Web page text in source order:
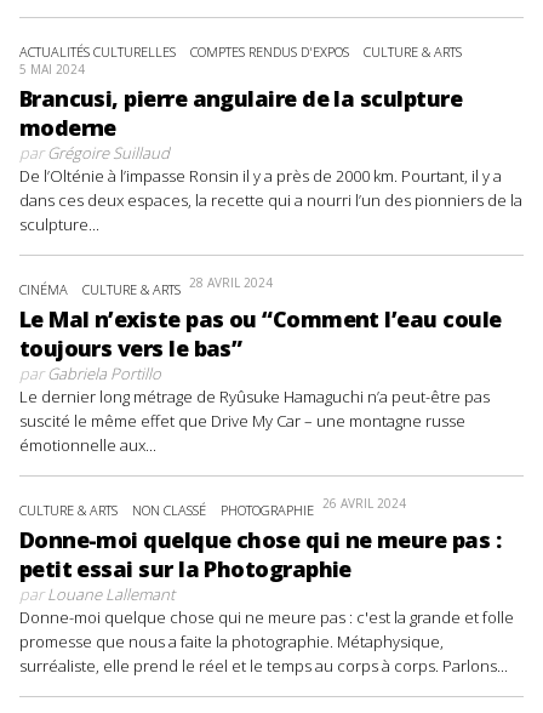
ACTUALITÉS CULTURELLES COMPTES RENDUS D'EXPOS CULTURE & ARTS
5 MAI 2024
Brancusi, pierre angulaire de la sculpture
moderne
parGrégoire Suillaud
De l’Olténie à l’impasse Ronsin il y a près de 2000 km. Pourtant, il y a
dans ces deux espaces, la recette qui a nourri l’un des pionniers de la
sculpture...
CINÉMA CULTURE & ARTS 28 AVRIL 2024
Le Mal n’existe pas ou “Comment l’eau coule
toujours vers le bas”
parGabriela Portillo
Le dernier long métrage de Ryûsuke Hamaguchi n’a peut-être pas
suscité le même effet que Drive My Car – une montagne russe
émotionnelle aux...
CULTURE & ARTS NON CLASSÉ PHOTOGRAPHIE 26 AVRIL 2024
Donne-moi quelque chose qui ne meure pas :
petit essai sur la Photographie
parLouane Lallemant
Donne-moi quelque chose qui ne meure pas : c'est la grande et folle
promesse que nous a faite la photographie. Métaphysique,
surréaliste, elle prend le réel et le temps au corps à corps. Parlons...